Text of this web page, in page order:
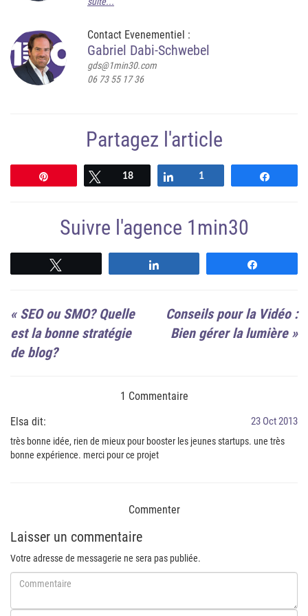
Contact Evenementiel :
Gabriel Dabi-Schwebel
gds@1min30.com
06 73 55 17 36
Partagez l'article
Tweetez
18 Partagez
1
Suivre l'agence 1min30
« SEO ou SMO? Quelle
est la bonne stratégie
de blog?
Conseils pour la Vidéo :
Bien gérer la lumière»
1 Commentaire
Elsa dit:
23 Oct 2013
très bonne idée, rien de mieux pour booster les jeunes startups. une très
bonne expérience. merci pour ce projet
Commenter
Laisser un commentaire
Votre adresse de messagerie ne sera pas publiée.